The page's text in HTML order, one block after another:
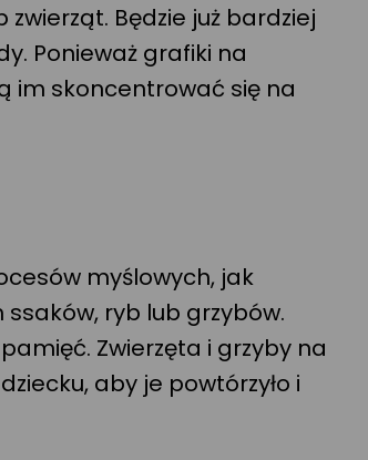
Będzie już bardziej
Ponieważ grafiki na
im skoncentrować się na
myślowych, jak
ryb lub grzybów.
Zwierzęta i grzyby na
aby je powtórzyło i